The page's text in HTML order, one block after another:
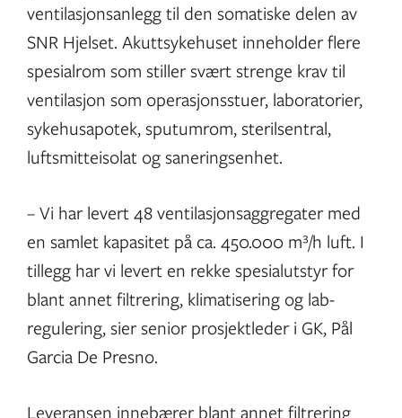
ventilasjonsanlegg til den somatiske delen av
SNR Hjelset. Akuttsykehuset inneholder flere
spesialrom som stiller svært strenge krav til
ventilasjon som operasjonsstuer, laboratorier,
sykehusapotek, sputumrom, sterilsentral,
luftsmitteisolat og saneringsenhet.
– Vi har levert 48 ventilasjonsaggregater med
en samlet kapasitet på ca. 450.000 m³/h luft. I
tillegg har vi levert en rekke spesialutstyr for
blant annet filtrering, klimatisering og lab-
regulering, sier senior prosjektleder i GK, Pål
Garcia De Presno.
Leveransen innebærer blant annet filtrering